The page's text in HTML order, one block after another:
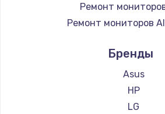
Ремонт
Ремонт мониторов
Ремонт мониторов
Ремонт мониторов
Ремонт
Ремонт мониторов
Бренды
Asus
HP
LG